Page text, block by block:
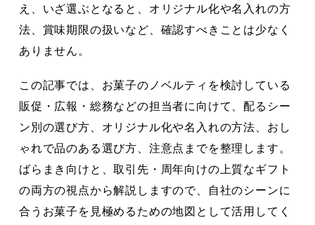
え、いざ選ぶとなると、オリジナル化や名入れの方
法、賞味期限の扱いなど、確認すべきことは少なく
ありません。
この記事では、お菓子のノベルティを検討している
販促・広報・総務などの担当者に向けて、配るシー
ン別の選び方、オリジナル化や名入れの方法、おし
ゃれで品のある選び方、注意点までを整理します。
ばらまき向けと、取引先・周年向けの上質なギフト
の両方の視点から解説しますので、自社のシーンに
合うお菓子を見極めるための地図として活用してく